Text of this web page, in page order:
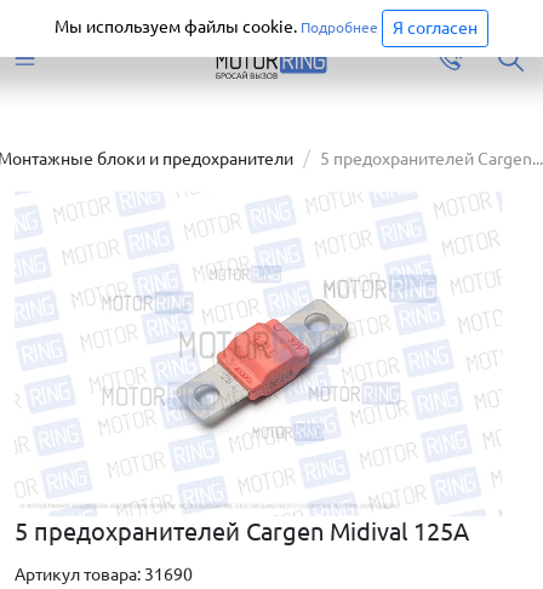
Перейти
блоки и предохранители 5 предохранителей Cargen...
5 предохранителей Cargen Midival 125А
Артикул товара: 31690
Мы используем файлы cookie. Подробнее Я согласен